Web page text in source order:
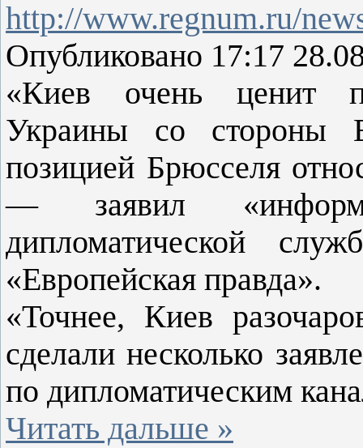
http://www.regnum.ru/
Опубликовано 17:17
«Киев очень ценит
Украины со стороны
позицией Брюсселя
— заявил
дипломатической
«Европейская правда».
«Точнее, Киев
сделали несколько
по дипломатическим
Читать дальше »